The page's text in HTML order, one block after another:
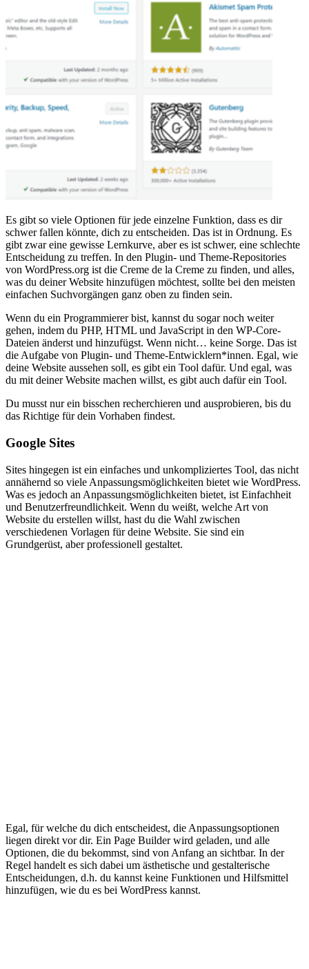
Es gibt so viele Optionen für jede einzelne Funktion, dass es dir
schwer fallen könnte, dich zu entscheiden. Das ist in Ordnung. Es
gibt zwar eine gewisse Lernkurve, aber es ist schwer, eine schlechte
Entscheidung zu treffen. In den Plugin- und Theme-Repositories
von WordPress.org ist die Creme de la Creme zu finden, und alles,
was du deiner Website hinzufügen möchtest, sollte bei den meisten
einfachen Suchvorgängen ganz oben zu finden sein.
Wenn du ein Programmierer bist, kannst du sogar noch weiter
gehen, indem du PHP, HTML und JavaScript in den WP-Core-
Dateien änderst und hinzufügst. Wenn nicht… keine Sorge. Das ist
die Aufgabe von Plugin- und Theme-Entwicklern*innen. Egal, wie
deine Website aussehen soll, es gibt ein Tool dafür. Und egal, was
du mit deiner Website machen willst, es gibt auch dafür ein Tool.
Du musst nur ein bisschen recherchieren und ausprobieren, bis du
das Richtige für dein Vorhaben findest.
Google Sites
Sites hingegen ist ein einfaches und unkompliziertes Tool, das nicht
annähernd so viele Anpassungsmöglichkeiten bietet wie WordPress.
Was es jedoch an Anpassungsmöglichkeiten bietet, ist Einfachheit
und Benutzerfreundlichkeit. Wenn du weißt, welche Art von
Website du erstellen willst, hast du die Wahl zwischen
verschiedenen Vorlagen für deine Website. Sie sind ein
Grundgerüst, aber professionell gestaltet.
Egal, für welche du dich entscheidest, die Anpassungsoptionen
liegen direkt vor dir. Ein Page Builder wird geladen, und alle
Optionen, die du bekommst, sind von Anfang an sichtbar. In der
Regel handelt es sich dabei um ästhetische und gestalterische
Entscheidungen, d.h. du kannst keine Funktionen und Hilfsmittel
hinzufügen, wie du es bei WordPress kannst.